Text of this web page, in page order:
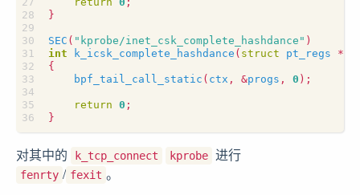
}
SEC ( "kprobe/inet_csk_complete_hashdance" )
int
k_icsk_complete_hashdance ( struct pt_regs *
{
bpf_tail_call_static ( ctx , &progs , 0 );
return 0 ;
}
对其中的 k_tcp_connect kprobe 进行
fenrty / fexit 。